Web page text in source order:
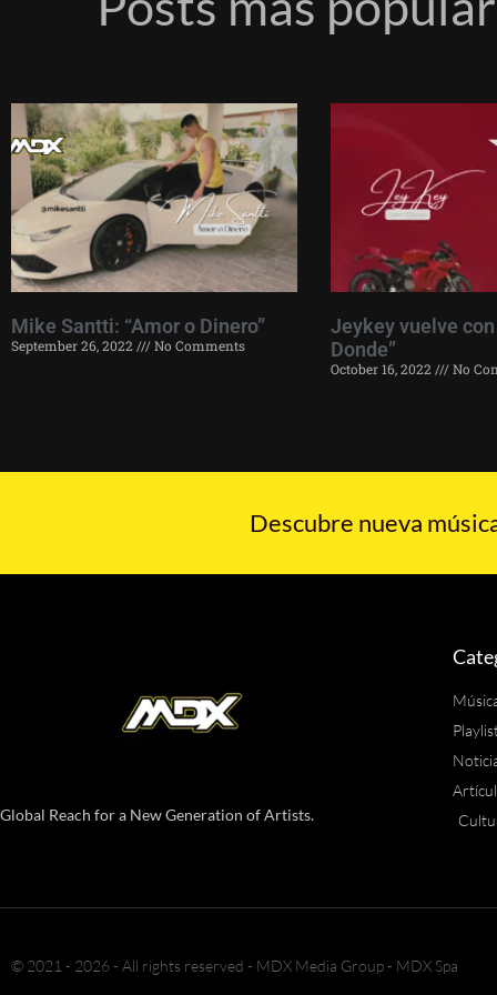
Mike Santti: “Amor o Dinero”
September 26, 2022 No Comments
Jeykey vuelve con
Donde”
October 16, 2022 No
Descubre nueva
Global Reach for a New Generation of Artists.
© 2021 - 2026 - All rights reserved - MDX Media Group - MDX Spa